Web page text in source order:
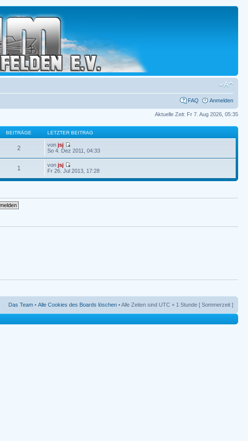
FAQ Anmelden
Aktuelle Zeit: Fr 7. Aug 2026, 05:35
BEITRÄGE LETZTER BEITRAG
2 vonjsj
So 4. Dez 2011, 04:33
1 vonjsj
Fr 26. Jul 2013, 17:28
Das Team • Alle Cookies des Boards löschen • Alle Zeiten sind UTC + 1 Stunde [ Sommerzeit ]